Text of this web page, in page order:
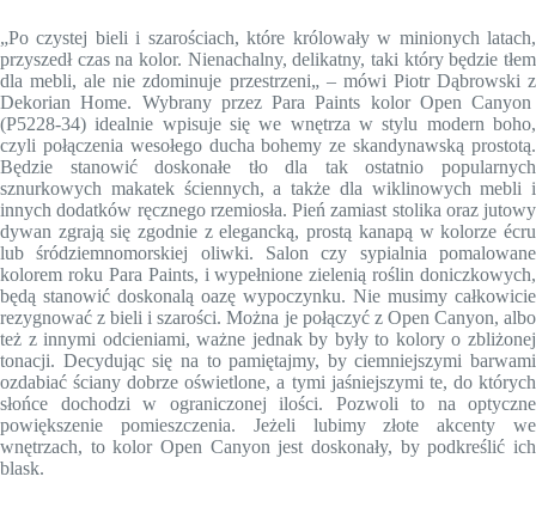
„Po czystej bieli i szarościach, które królowały w minionych latach,
przyszedł czas na kolor. Nienachalny, delikatny, taki który będzie tłem
dla mebli, ale nie zdominuje przestrzeni„ – mówi Piotr Dąbrowski z
Dekorian Home. Wybrany przez Para Paints kolor Open Canyon
(P5228-34) idealnie wpisuje się we wnętrza w stylu modern boho,
czyli połączenia wesołego ducha bohemy ze skandynawską prostotą.
Będzie stanowić doskonałe tło dla tak ostatnio popularnych
sznurkowych makatek ściennych, a także dla wiklinowych mebli i
innych dodatków ręcznego rzemiosła. Pień zamiast stolika oraz jutowy
dywan zgrają się zgodnie z elegancką, prostą kanapą w kolorze écru
lub śródziemnomorskiej oliwki. Salon czy sypialnia pomalowane
kolorem roku Para Paints, i wypełnione zielenią roślin doniczkowych,
będą stanowić doskonalą oazę wypoczynku. Nie musimy całkowicie
rezygnować z bieli i szarości. Można je połączyć z Open Canyon, albo
też z innymi odcieniami, ważne jednak by były to kolory o zbliżonej
tonacji. Decydując się na to pamiętajmy, by ciemniejszymi barwami
ozdabiać ściany dobrze oświetlone, a tymi jaśniejszymi te, do których
słońce dochodzi w ograniczonej ilości. Pozwoli to na optyczne
powiększenie pomieszczenia. Jeżeli lubimy złote akcenty we
wnętrzach, to kolor Open Canyon jest doskonały, by podkreślić ich
blask.